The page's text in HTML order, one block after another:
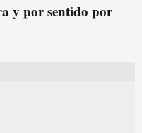
y por sentido por